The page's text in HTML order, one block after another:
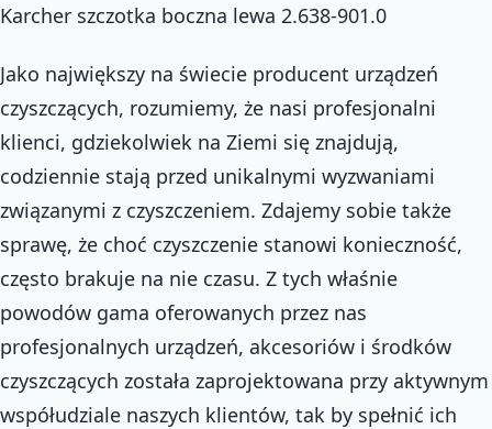
Karcher szczotka boczna lewa 2.638-901.0
Jako największy na świecie producent urządzeń
czyszczących, rozumiemy, że nasi profesjonalni
klienci, gdziekolwiek na Ziemi się znajdują,
codziennie stają przed unikalnymi wyzwaniami
związanymi z czyszczeniem. Zdajemy sobie także
sprawę, że choć czyszczenie stanowi konieczność,
często brakuje na nie czasu. Z tych właśnie
powodów gama oferowanych przez nas
profesjonalnych urządzeń, akcesoriów i środków
czyszczących została zaprojektowana przy aktywnym
współudziale naszych klientów, tak by spełnić ich